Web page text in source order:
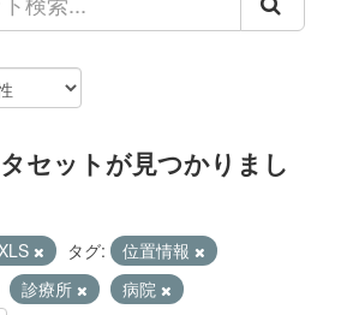
セットが見つかりまし
タグ:
位置情報
診療所
病院